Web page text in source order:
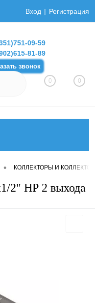
Вход Регистрация
09-59
81-89
звонок
0 0
• КОЛЛЕКТОРЫ И
2" НР 2 выхода